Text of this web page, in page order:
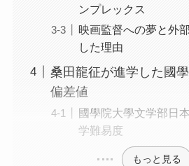
ンプレックス
映画監督への夢と外
した理由
桑田龍征が進学した國
偏差値
國學院大學文学部日
学難易度
もっと見る